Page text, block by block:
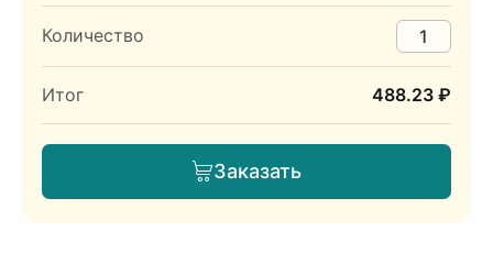
Количество
Итог 488.23 ₽
Заказать